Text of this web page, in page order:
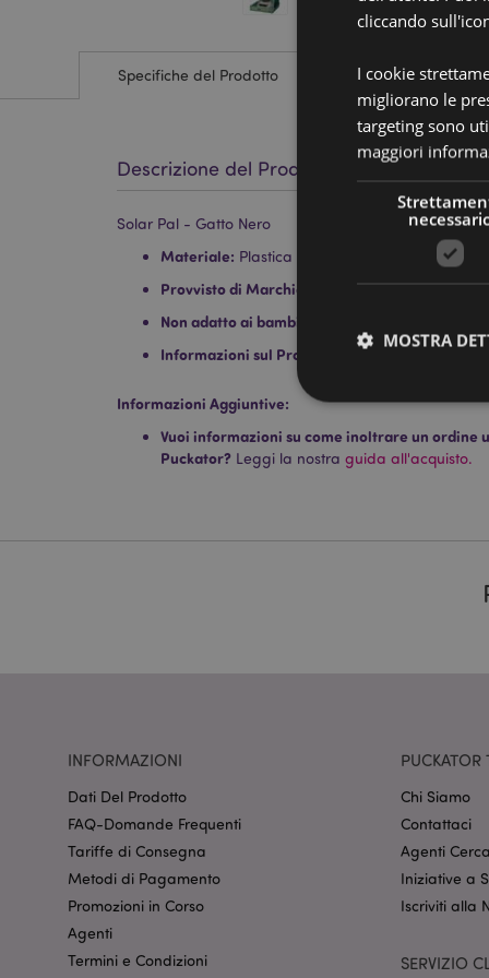
Specifiche del Prodotto
Descrizione del Prodotto
Solar Pal - Gatto Nero
Materiale: Plastica
Provvisto di Marchio CE:
Non adatto ai bambini:
Informazioni sul Prodotto: Non è un Giocattolo.
Informazioni Aggiuntive:
Vuoi informazioni su come inoltrare un ordine
Puckator? Leggi la nostra guida all'acquisto.
INFORMAZIONI
Dati Del Prodotto
FAQ-Domande Frequenti
Tariffe di Consegna
Metodi di Pagamento
Promozioni in Corso
Agenti
Termini e Condizioni
PUCKATOR
Chi Siamo
Contattaci
Agenti
Iniziative a
Iscriviti alla
SERVIZIO
cliccando
I cookie
migliorano le
targeting sono
maggiori
MOSTRA
I cookie
dell'account. Il sito
Nome
section_data_ids
form_key